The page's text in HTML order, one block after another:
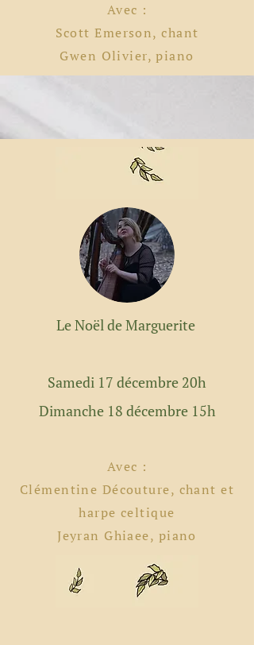
Avec :
Scott Emerson, chant
Gwen Olivier, piano
Le Noël de Marguerite
Samedi 17 décembre 20h
Dimanche 18 décembre 15h
Avec :
Clémentine Découture, chant et
harpe celtique
Jeyran Ghiaee, piano